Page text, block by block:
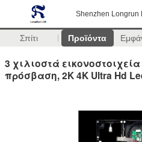
Shenzhen Longrun
Σπίτι Προϊόντα
3 χιλιοστά
πρόσβαση, 2K 4K Ultra Hd